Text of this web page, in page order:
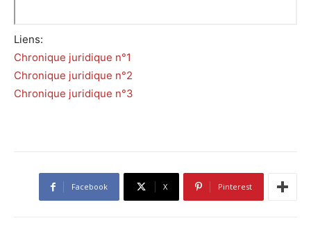
Liens:
Chronique juridique n°1
Chronique juridique n°2
Chronique juridique n°3
Facebook X Pinterest